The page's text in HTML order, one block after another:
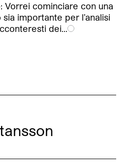
Vorrei cominciare con una
importante per l’analisi
dei…